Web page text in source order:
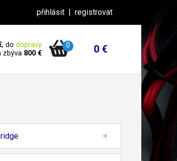
přihlásit | registrovat
, do dopravy
zbýva 800 €
0 0 €